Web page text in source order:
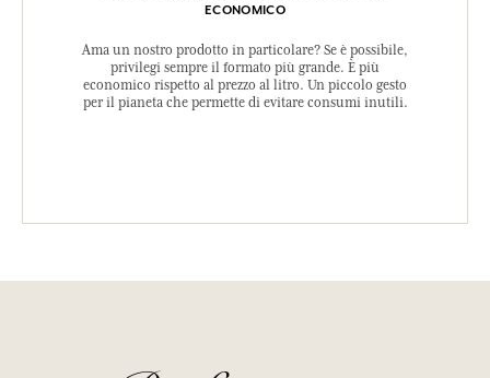
ECONOMICO
Ama un nostro prodotto in particolare? Se è possibile,
privilegi sempre il formato più grande. È più
economico rispetto al prezzo al litro. Un piccolo gesto
per il pianeta che permette di evitare consumi inutili.